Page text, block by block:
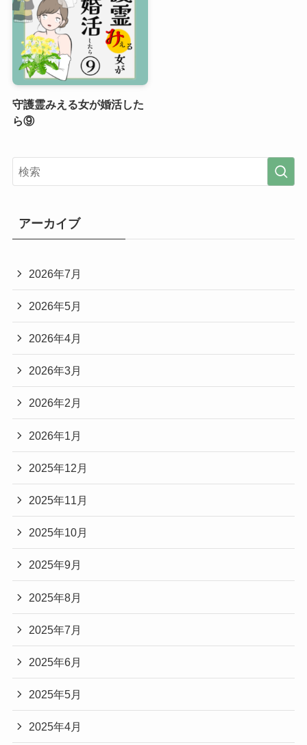
守護霊みえる女が婚活した
ら⑨
アーカイブ
2026年7月
2026年5月
2026年4月
2026年3月
2026年2月
2026年1月
2025年12月
2025年11月
2025年10月
2025年9月
2025年8月
2025年7月
2025年6月
2025年5月
2025年4月